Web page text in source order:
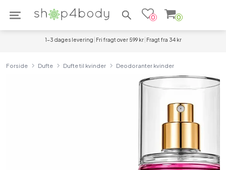
Søg efter produkter
0 0
1-3 dages levering Fri fragt over 599 kr Fragt fra 34 kr
Forside Dufte Dufte til kvinder Deodoranter kvinder